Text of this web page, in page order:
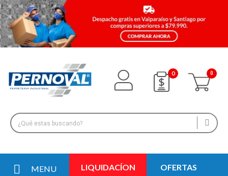
0
MENU LIQUIDACÍON OFERTAS